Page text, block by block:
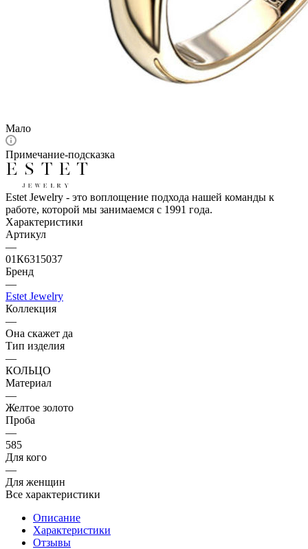
Мало
Примечание-подсказка
Estet Jewelry - это воплощение подхода нашей команды к
работе, которой мы занимаемся с 1991 года.
Характеристики
Артикул
—
01К6315037
Бренд
—
Estet Jewelry
Коллекция
—
Она скажет да
Тип изделия
—
КОЛЬЦО
Материал
—
Желтое золото
Проба
—
585
Для кого
—
Для женщин
Все характеристики
Описание
Характеристики
Отзывы